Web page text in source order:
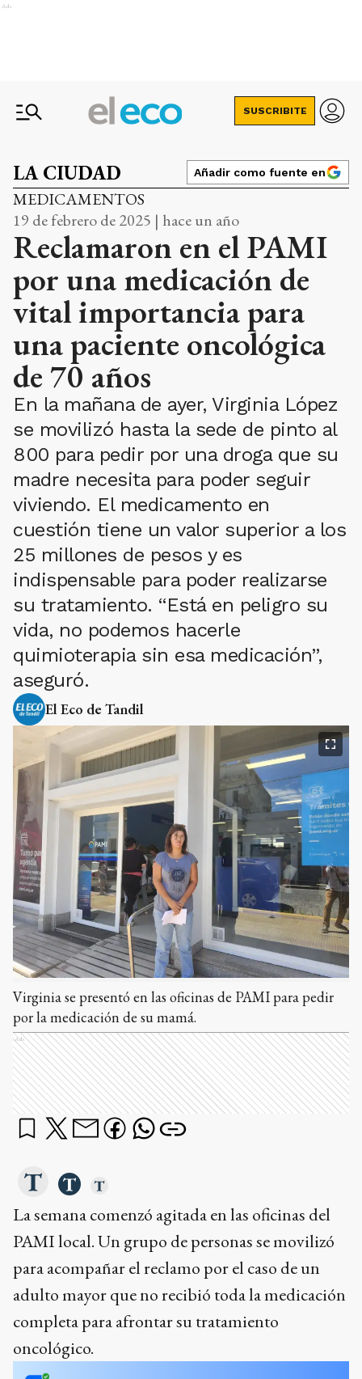
Ads
SUSCRIBITE
LA CIUDAD Añadir como fuente en
MEDICAMENTOS
19 de febrero de 2025 | hace un año
Reclamaron en el PAMI
por una medicación de
vital importancia para
una paciente oncológica
de 70 años
En la mañana de ayer, Virginia López
se movilizó hasta la sede de pinto al
800 para pedir por una droga que su
madre necesita para poder seguir
viviendo. El medicamento en
cuestión tiene un valor superior a los
25 millones de pesos y es
indispensable para poder realizarse
su tratamiento. “Está en peligro su
vida, no podemos hacerle
quimioterapia sin esa medicación”,
aseguró.
El Eco de Tandil
Virginia se presentó en las oficinas de PAMI para pedir
por la medicación de su mamá.
Ads
La semana comenzó agitada en las oficinas del
PAMI local. Un grupo de personas se movilizó
para acompañar el reclamo por el caso de un
adulto mayor que no recibió toda la medicación
completa para afrontar su tratamiento
oncológico.